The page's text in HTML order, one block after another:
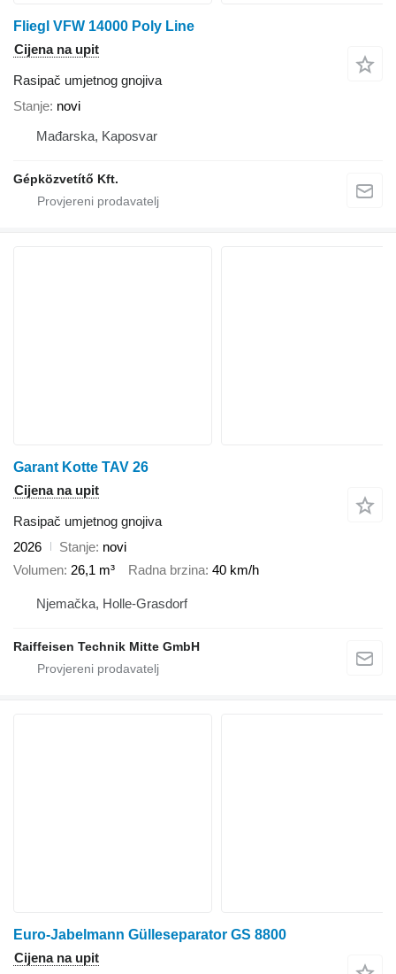
Fliegl VFW 14000 Poly Line
Cijena na upit
Rasipač umjetnog gnojiva
Stanje novi
Mađarska, Kaposvar
Gépközvetítő Kft.
Garant Kotte TAV 26
Cijena na upit
Rasipač umjetnog gnojiva
2026
Stanje novi
Volumen 26,1 m³ Radna brzina 40 km/h
Njemačka, Holle-Grasdorf
Raiffeisen Technik Mitte GmbH
Euro-Jabelmann Gülleseparator GS 8800
Cijena na upit